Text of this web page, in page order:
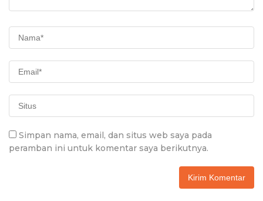
Simpan nama, email, dan situs web saya pada
peramban ini untuk komentar saya berikutnya.